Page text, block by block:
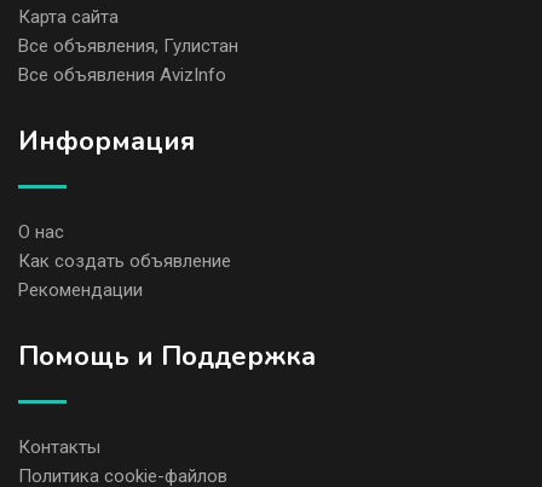
Карта сайта
Все объявления, Гулистан
Все объявления AvizInfo
Информация
О нас
Как создать объявление
Рекомендации
Помощь и Поддержка
Контакты
Политика cookie-файлов